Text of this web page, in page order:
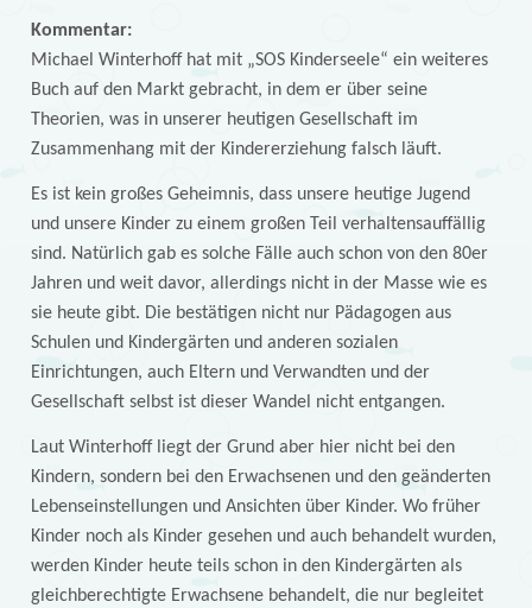
Kommentar:
Michael Winterhoff hat mit „SOS Kinderseele“ ein weiteres
Buch auf den Markt gebracht, in dem er über seine
Theorien, was in unserer heutigen Gesellschaft im
Zusammenhang mit der Kindererziehung falsch läuft.
Es ist kein großes Geheimnis, dass unsere heutige Jugend
und unsere Kinder zu einem großen Teil verhaltensauffällig
sind. Natürlich gab es solche Fälle auch schon von den 80er
Jahren und weit davor, allerdings nicht in der Masse wie es
sie heute gibt. Die bestätigen nicht nur Pädagogen aus
Schulen und Kindergärten und anderen sozialen
Einrichtungen, auch Eltern und Verwandten und der
Gesellschaft selbst ist dieser Wandel nicht entgangen.
Laut Winterhoff liegt der Grund aber hier nicht bei den
Kindern, sondern bei den Erwachsenen und den geänderten
Lebenseinstellungen und Ansichten über Kinder. Wo früher
Kinder noch als Kinder gesehen und auch behandelt wurden,
werden Kinder heute teils schon in den Kindergärten als
gleichberechtigte Erwachsene behandelt, die nur begleitet